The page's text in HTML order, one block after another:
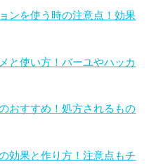
ンを使う時の注意点！効果
と使い方！バーユやハッカ
おすすめ！処方されるもの
効果と作り方！注意点もチ